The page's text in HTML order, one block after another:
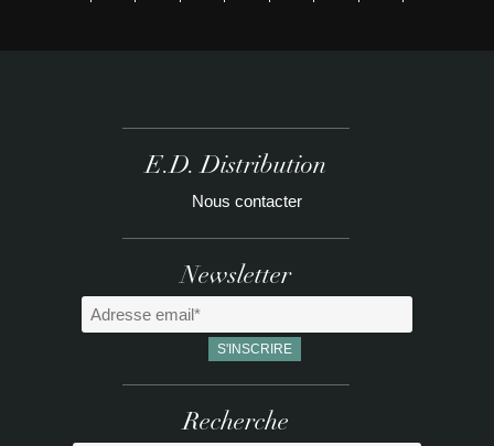
E.D. Distribution
Nous contacter
Newsletter
Recherche